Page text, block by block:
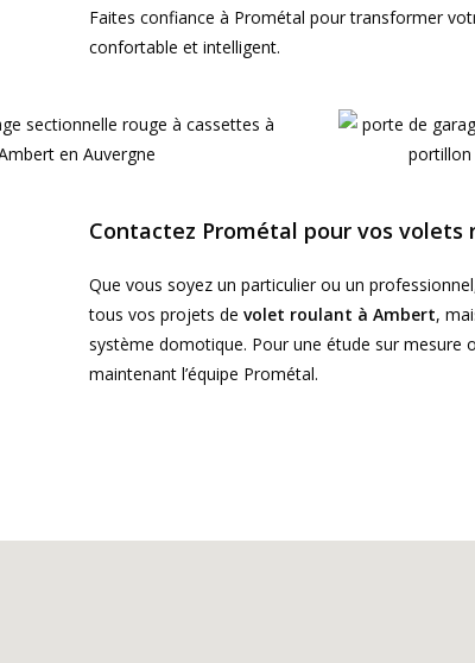
Faites confiance à Prométal pour transformer
confortable et intelligent.
Contactez Prométal pour vos volets
Que vous soyez un particulier ou un
tous vos projets de volet roulant à Ambert,
système domotique. Pour une étude sur mesure
maintenant l’équipe Prométal.